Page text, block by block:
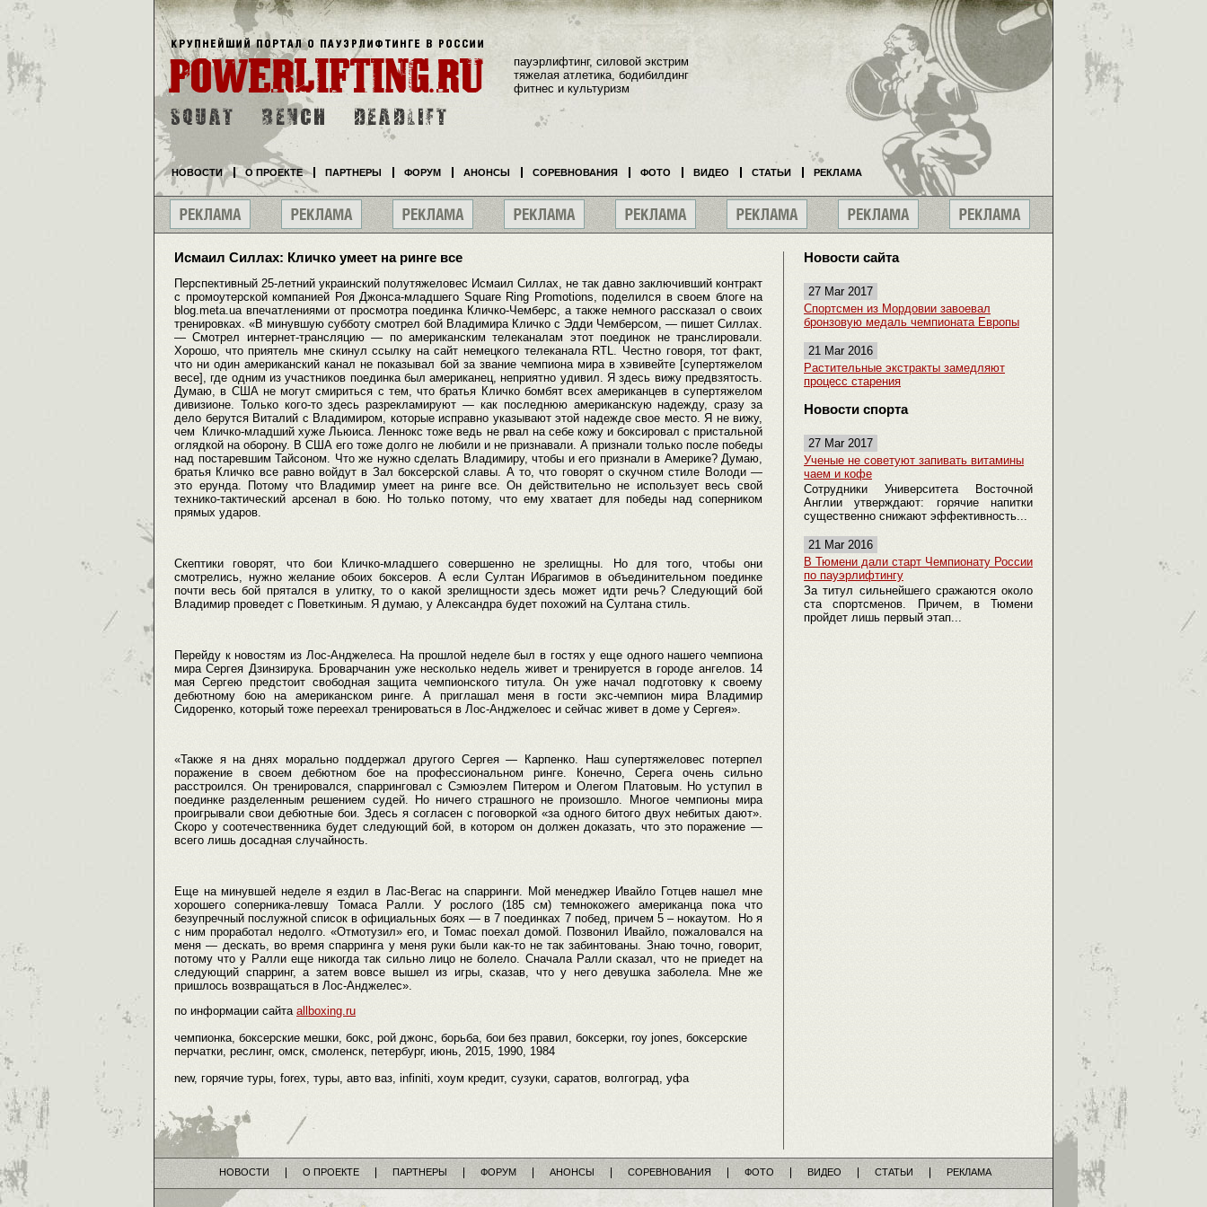
Исмаил Силлах: Кличко умеет на ринге все
Перспективный 25-летний украинский полутяжеловес Исмаил Силлах, не так давно заключивший контракт
с промоутерской компанией Роя Джонса-младшего Square Ring Promotions, поделился в своем блоге на
blog.meta.ua впечатлениями от просмотра поединка Кличко-Чемберс, а также немного рассказал о своих
тренировках. «В минувшую субботу смотрел бой Владимира Кличко с Эдди Чемберсом, — пишет Силлах.
— Смотрел интернет-трансляцию — по американским телеканалам этот поединок не транслировали.
Хорошо, что приятель мне скинул ссылку на сайт немецкого телеканала RTL. Честно говоря, тот факт,
что ни один американский канал не показывал бой за звание чемпиона мира в хэвивейте [супертяжелом
весе], где одним из участников поединка был американец, неприятно удивил. Я здесь вижу предвзятость.
Думаю, в США не могут смириться с тем, что братья Кличко бомбят всех американцев в супертяжелом
дивизионе. Только кого-то здесь разрекламируют — как последнюю американскую надежду, сразу за
дело берутся Виталий с Владимиром, которые исправно указывают этой надежде свое место. Я не вижу,
чем Кличко-младший хуже Льюиса. Леннокс тоже ведь не рвал на себе кожу и боксировал с пристальной
оглядкой на оборону. В США его тоже долго не любили и не признавали. А признали только после победы
над постаревшим Тайсоном. Что же нужно сделать Владимиру, чтобы и его признали в Америке? Думаю,
братья Кличко все равно войдут в Зал боксерской славы. А то, что говорят о скучном стиле Володи —
это ерунда. Потому что Владимир умеет на ринге все. Он действительно не использует весь свой
технико-тактический арсенал в бою. Но только потому, что ему хватает для победы над соперником
прямых ударов.
Скептики говорят, что бои Кличко-младшего совершенно не зрелищны. Но для того, чтобы они
смотрелись, нужно желание обоих боксеров. А если Султан Ибрагимов в объединительном поединке
почти весь бой прятался в улитку, то о какой зрелищности здесь может идти речь? Следующий бой
Владимир проведет с Поветкиным. Я думаю, у Александра будет похожий на Султана стиль.
Перейду к новостям из Лос-Анджелеса. На прошлой неделе был в гостях у еще одного нашего чемпиона
мира Сергея Дзинзирука. Броварчанин уже несколько недель живет и тренируется в городе ангелов. 14
мая Сергею предстоит свободная защита чемпионского титула. Он уже начал подготовку к своему
дебютному бою на американском ринге. А приглашал меня в гости экс-чемпион мира Владимир
Сидоренко, который тоже переехал тренироваться в Лос-Анджелоес и сейчас живет в доме у Сергея».
«Также я на днях морально поддержал другого Сергея — Карпенко. Наш супертяжеловес потерпел
поражение в своем дебютном бое на профессиональном ринге. Конечно, Серега очень сильно
расстроился. Он тренировался, спарринговал с Сэмюэлем Питером и Олегом Платовым. Но уступил в
поединке разделенным решением судей. Но ничего страшного не произошло. Многое чемпионы мира
проигрывали свои дебютные бои. Здесь я согласен с поговоркой «за одного битого двух небитых дают».
Скоро у соотечественника будет следующий бой, в котором он должен доказать, что это поражение —
всего лишь досадная случайность.
Еще на минувшей неделе я ездил в Лас-Вегас на спарринги. Мой менеджер Ивайло Готцев нашел мне
хорошего соперника-левшу Томаса Ралли. У рослого (185 см) темнокожего американца пока что
безупречный послужной список в официальных боях — в 7 поединках 7 побед, причем 5 – нокаутом. Но я
с ним проработал недолго. «Отмотузил» его, и Томас поехал домой. Позвонил Ивайло, пожаловался на
меня — дескать, во время спарринга у меня руки были как-то не так забинтованы. Знаю точно, говорит,
потому что у Ралли еще никогда так сильно лицо не болело. Сначала Ралли сказал, что не приедет на
следующий спарринг, а затем вовсе вышел из игры, сказав, что у него девушка заболела. Мне же
пришлось возвращаться в Лос-Анджелес».
по информации сайта allboxing.ru
чемпионка, боксерские мешки, бокс, рой джонс, борьба, бои без правил, боксерки, roy jones, боксерские
перчатки, реслинг, омск, смоленск, петербург, июнь, 2015, 1990, 1984
new, горячие туры, forex, туры, авто ваз, infiniti, хоум кредит, сузуки, саратов, волгоград, уфа
Новости сайта
27 Mar 2017
Спортсмен из Мордовии завоевал
бронзовую медаль чемпионата Европы
21 Mar 2016
Растительные экстракты замедляют
процесс старения
Новости спорта
27 Mar 2017
Ученые не советуют запивать витамины
чаем и кофе
Сотрудники Университета Восточной
Англии утверждают: горячие напитки
существенно снижают эффективность...
21 Mar 2016
В Тюмени дали старт Чемпионату России
по пауэрлифтингу
За титул сильнейшего сражаются около
ста спортсменов. Причем, в Тюмени
пройдет лишь первый этап...
пауэрлифтинг, силовой экстрим
тяжелая атлетика, бодибилдинг
фитнес и культуризм
НОВОСТИ О ПРОЕКТЕ ПАРТНЕРЫ ФОРУМ АНОНСЫ СОРЕВНОВАНИЯ ФОТО ВИДЕО СТАТЬИ РЕКЛАМА
НОВОСТИ О ПРОЕКТЕ ПАРТНЕРЫ ФОРУМ АНОНСЫ СОРЕВНОВАНИЯ ФОТО ВИДЕО СТАТЬИ РЕКЛАМА